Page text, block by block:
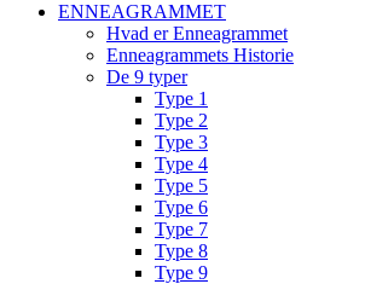
ENNEAGRAMMET
Hvad er Enneagrammet
Enneagrammets Historie
De 9 typer
Type 1
Type 2
Type 3
Type 4
Type 5
Type 6
Type 7
Type 8
Type 9